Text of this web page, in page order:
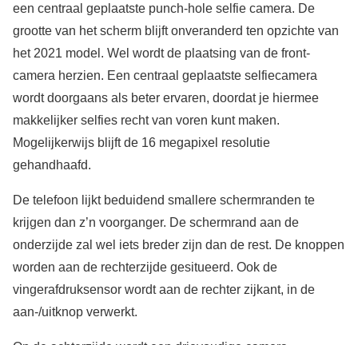
een centraal geplaatste punch-hole selfie camera. De
grootte van het scherm blijft onveranderd ten opzichte van
het 2021 model. Wel wordt de plaatsing van de front-
camera herzien. Een centraal geplaatste selfiecamera
wordt doorgaans als beter ervaren, doordat je hiermee
makkelijker selfies recht van voren kunt maken.
Mogelijkerwijs blijft de 16 megapixel resolutie
gehandhaafd.
De telefoon lijkt beduidend smallere schermranden te
krijgen dan z’n voorganger. De schermrand aan de
onderzijde zal wel iets breder zijn dan de rest. De knoppen
worden aan de rechterzijde gesitueerd. Ook de
vingerafdruksensor wordt aan de rechter zijkant, in de
aan-/uitknop verwerkt.